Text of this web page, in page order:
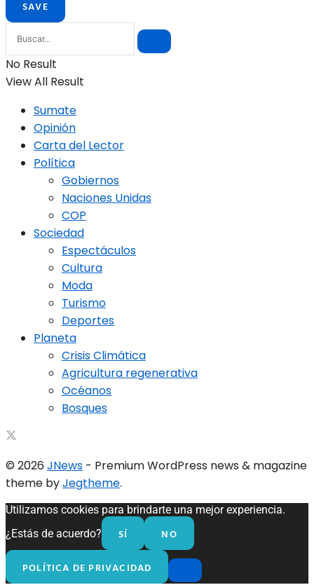
No Result
View All Result
Sumate
Opinión
Carta del Lector
Política
Gobiernos
Naciones Unidas
COP
Sociedad
Espectáculos
Cultura
Moda
Turismo
Deportes
Planeta
Crisis Climática
Agricultura regenerativa
Océanos
Bosques
© 2026 JNews - Premium WordPress news & magazine
theme byJegtheme.
Utilizamos cookies para brindarte una mejor experiencia.
¿Estás de acuerdo?
SÍ NO
POLÍTICA DE PRIVACIDAD